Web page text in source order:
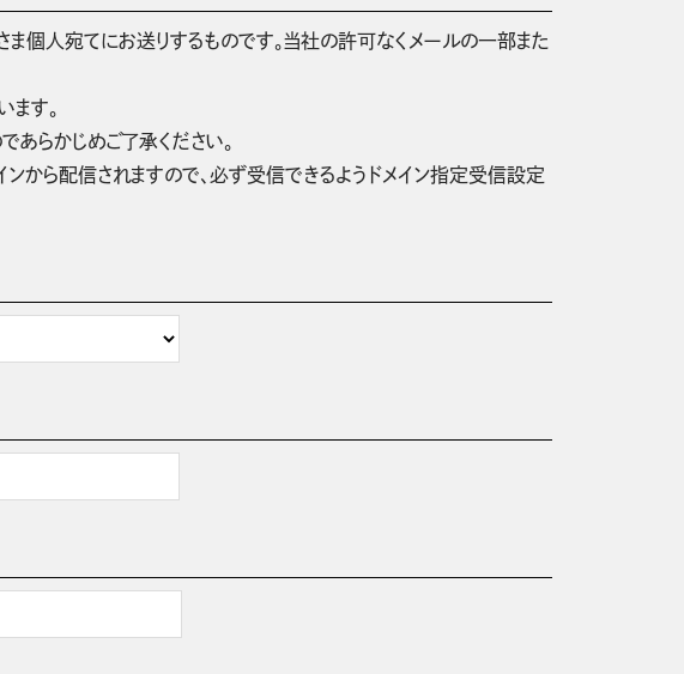
個人宛てにお送りするものです。当社の許可なくメールの一部また
す。
らかじめご了承ください。
から配信されますので、必ず受信できるようドメイン指定受信設定